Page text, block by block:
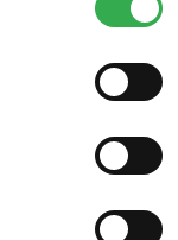
Ďakujeme!